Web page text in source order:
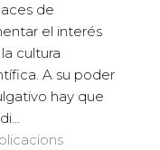
de
el interés
cultura
A su poder
hay que